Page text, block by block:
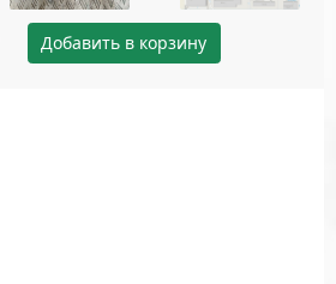
Добавить в корзину